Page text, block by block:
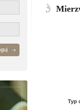
Typ